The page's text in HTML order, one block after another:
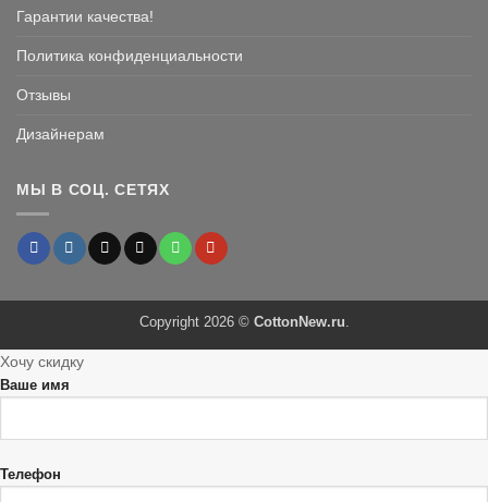
Гарантии качества!
Политика конфиденциальности
Отзывы
Дизайнерам
МЫ В СОЦ. СЕТЯХ
Copyright 2026 © CottonNew.ru.
Хочу скидку
Ваше имя
Телефон